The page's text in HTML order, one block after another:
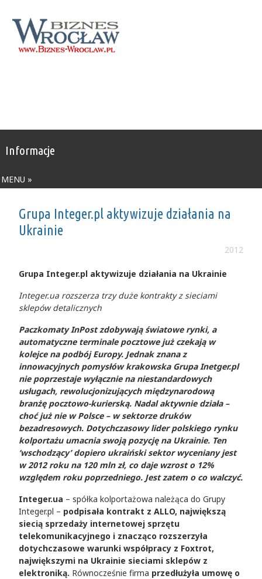
Informacje
MENU »
Grupa Integer.pl aktywizuje działania na
Ukrainie
2012
Grupa Integer.pl aktywizuje działania na Ukrainie
Integer.ua rozszerza trzy duże kontrakty z sieciami
sklepów detalicznych
Paczkomaty InPost zdobywają światowe rynki, a
automatyczne terminale pocztowe już czekają w
kolejce na podbój Europy. Jednak znana z
innowacyjnych pomysłów krakowska Grupa Inetger.pl
nie poprzestaje wyłącznie na niestandardowych
usługach, rewolucjonizujących międzynarodową
branżę pocztowo-kurierską. Nadal aktywnie działa –
choć już nie w Polsce – w sektorze druków
bezadresowych. Dotychczasowy lider polskiego rynku
kolportażu umacnia swoją pozycję na Ukrainie. Ten
‘wschodzący’ dopiero ukraiński sektor wyceniany jest
w 2012 roku na 120 mln zł, co daje wzrost o 12%
względem roku poprzedniego. Jest zatem o co walczyć.
Integer.ua – spółka kolportażowa należąca do Grupy
Integer.pl – podpisała kontrakt z ALLO, największą
siecią sprzedaży internetowej sprzętu
telekomunikacyjnego i znacząco rozszerzyła
dotychczasowe warunki współpracy z Foxtrot,
największymi na Ukrainie sieciami sklepów z
elektroniką. Równocześnie firma przedłużyła umowę o